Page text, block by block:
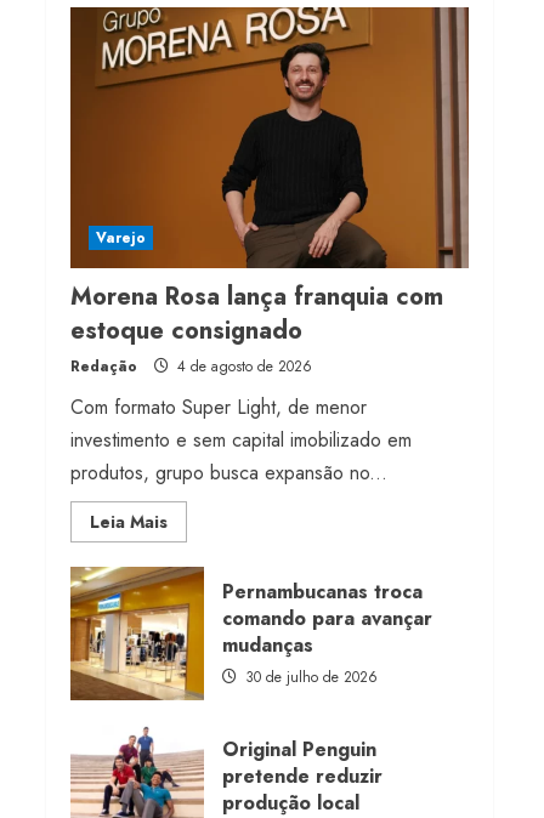
franquia com estoque
consignado
4 de agosto de 2026
Mercosul-UE prevê
transição longa para
vestuário
3 de agosto de 2026
Varejo
Morena Rosa lança franquia com
estoque consignado
Redação 4 de agosto de 2026
Com formato Super Light, de menor
investimento e sem capital imobilizado em
produtos, grupo busca expansão no...
Leia MaisRead
more
Morena
Rosa
lança
franquia
com
estoque
consignado
Pernambucanas troca
comando para avançar
mudanças
30 de julho de 2026
Original Penguin
pretende reduzir
produção local